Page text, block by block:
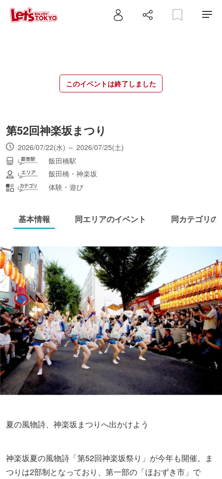
このイベントは終了しました
第52回神楽坂まつり
2026/07/22(水) ～ 2026/07/25(土)
飯田橋駅
飯田橋・神楽坂
体験・遊び
基本情報 同エリアのイベント 同カテゴリの
夏の風物詩、神楽坂まつりへ出かけよう
神楽坂夏の風物詩「第52回神楽坂祭り」が今年も開催。ま
つりは2部制となっており、第一部の「ほおずき市」で